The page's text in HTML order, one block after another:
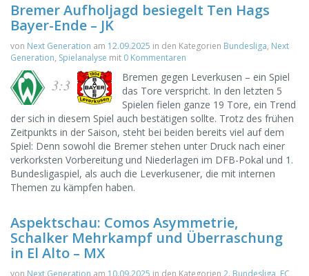
Bremer Aufholjagd besiegelt Ten Hags
Bayer-Ende – JK
von Next Generation am 12.09.2025 in den Kategorien Bundesliga, Next
Generation, Spielanalyse mit 0 Kommentaren
3:3
Bremen gegen Leverkusen – ein Spiel
das Tore verspricht. In den letzten 5
Spielen fielen ganze 19 Tore, ein Trend
der sich in diesem Spiel auch bestätigen sollte. Trotz des frühen
Zeitpunkts in der Saison, steht bei beiden bereits viel auf dem
Spiel: Denn sowohl die Bremer stehen unter Druck nach einer
verkorksten Vorbereitung und Niederlagen im DFB-Pokal und 1.
Bundesligaspiel, als auch die Leverkusener, die mit internen
Themen zu kämpfen haben.
Aspektschau: Comos Asymmetrie,
Schalker Mehrkampf und Überraschung
in El Alto – MX
von Next Generation am 10.09.2025 in den Kategorien 2. Bundesliga FC